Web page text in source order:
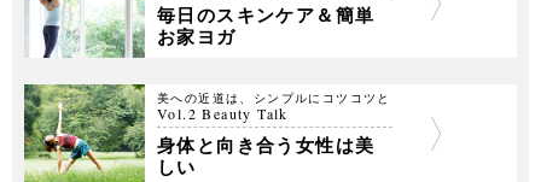
毎日のスキンケア＆簡単
お家ヨガ
美への近道は、シンプルにコツコツと
Vol.2 Beauty Talk
身体と向き合う女性は美
しい